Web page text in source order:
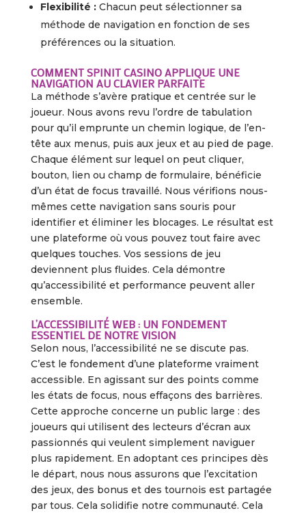
Flexibilité :Chacun peut sélectionner sa
méthode de navigation en fonction de ses
préférences ou la situation.
COMMENT SPINIT CASINO APPLIQUE UNE
NAVIGATION AU CLAVIER PARFAITE
La méthode s’avère pratique et centrée sur le
joueur. Nous avons revu l’ordre de tabulation
pour qu’il emprunte un chemin logique, de l’en-
tête aux menus, puis aux jeux et au pied de page.
Chaque élément sur lequel on peut cliquer,
bouton, lien ou champ de formulaire, bénéficie
d’un état de focus travaillé. Nous vérifions nous-
mêmes cette navigation sans souris pour
identifier et éliminer les blocages. Le résultat est
une plateforme où vous pouvez tout faire avec
quelques touches. Vos sessions de jeu
deviennent plus fluides. Cela démontre
qu’accessibilité et performance peuvent aller
ensemble.
L’ACCESSIBILITÉ WEB : UN FONDEMENT
ESSENTIEL DE NOTRE VISION
Selon nous, l’accessibilité ne se discute pas.
C’est le fondement d’une plateforme vraiment
accessible. En agissant sur des points comme
les états de focus, nous effaçons des barrières.
Cette approche concerne un public large : des
joueurs qui utilisent des lecteurs d’écran aux
passionnés qui veulent simplement naviguer
plus rapidement. En adoptant ces principes dès
le départ, nous nous assurons que l’excitation
des jeux, des bonus et des tournois est partagée
par tous. Cela solidifie notre communauté. Cela